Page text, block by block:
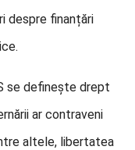
despre finanțări
se definește drept
ar contraveni
altele, libertatea